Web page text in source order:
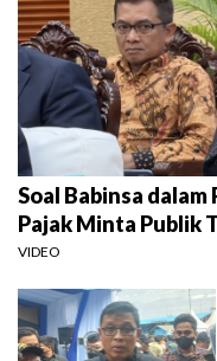
Soal Babinsa
Pajak Minta Publik
VIDEO